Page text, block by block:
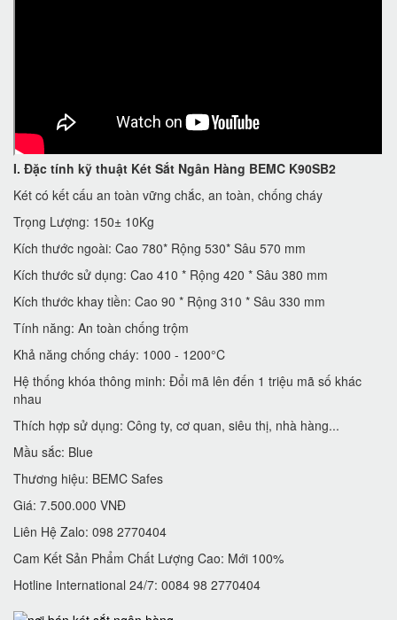
I. Đặc tính kỹ thuật Két Sắt Ngân Hàng BEMC K90SB2
Két có kết cấu an toàn vững chắc, an toàn, chống cháy
Trọng Lượng: 150± 10Kg
Kích thước ngoài: Cao 780* Rộng 530* Sâu 570 mm
Kích thước sử dụng: Cao 410 * Rộng 420 * Sâu 380 mm
Kích thước khay tiền: Cao 90 * Rộng 310 * Sâu 330 mm
Tính năng: An toàn chống trộm
Khả năng chống cháy: 1000 - 1200°C
Hệ thống khóa thông minh: Đổi mã lên đến 1 triệu mã số khác
nhau
Thích hợp sử dụng: Công ty, cơ quan, siêu thị, nhà hàng...
Mầu sắc: Blue
Thương hiệu: BEMC Safes
Giá: 7.500.000 VNĐ
Liên Hệ Zalo: 098 2770404
Cam Kết Sản Phẩm Chất Lượng Cao: Mới 100%
Hotline International 24/7: 0084 98 2770404